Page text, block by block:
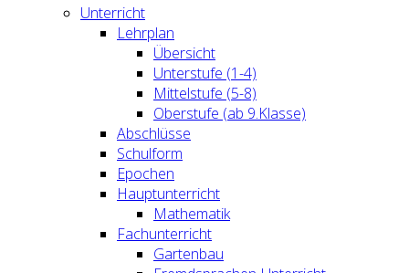
Unterricht
Lehrplan
Übersicht
Unterstufe (1-4)
Mittelstufe (5-8)
Oberstufe (ab 9.Klasse)
Abschlüsse
Schulform
Epochen
Hauptunterricht
Mathematik
Fachunterricht
Gartenbau